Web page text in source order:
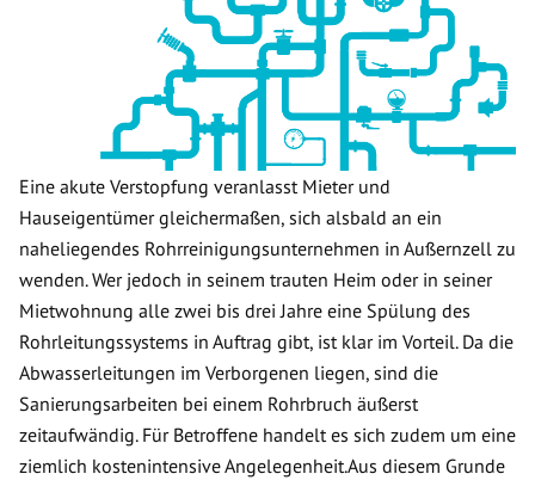
Eine akute Verstopfung veranlasst Mieter und
Hauseigentümer gleichermaßen, sich alsbald an ein
naheliegendes Rohrreinigungsunternehmen in Außernzell zu
wenden. Wer jedoch in seinem trauten Heim oder in seiner
Mietwohnung alle zwei bis drei Jahre eine Spülung des
Rohrleitungssystems in Auftrag gibt, ist klar im Vorteil. Da die
Abwasserleitungen im Verborgenen liegen, sind die
Sanierungsarbeiten bei einem Rohrbruch äußerst
zeitaufwändig. Für Betroffene handelt es sich zudem um eine
ziemlich kostenintensive Angelegenheit.Aus diesem Grunde